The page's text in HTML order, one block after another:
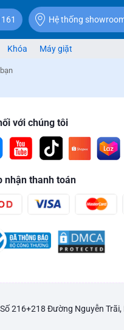
Hệ thống
Khóa Máy giặt
với chúng tôi
nhận thanh toán
216+218 Đường Nguyễn